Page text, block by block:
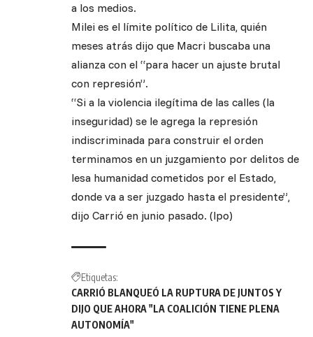
a los medios.
Milei es el límite político de Lilita, quién
meses atrás dijo que Macri buscaba una
alianza con el “para hacer un ajuste brutal
con represión”.
“Si a la violencia ilegítima de las calles (la
inseguridad) se le agrega la represión
indiscriminada para construir el orden
terminamos en un juzgamiento por delitos de
lesa humanidad cometidos por el Estado,
donde va a ser juzgado hasta el presidente”,
dijo Carrió en junio pasado. (lpo)
Etiquetas:
CARRIÓ BLANQUEÓ LA RUPTURA DE JUNTOS Y
DIJO QUE AHORA "LA COALICIÓN TIENE PLENA
AUTONOMÍA"